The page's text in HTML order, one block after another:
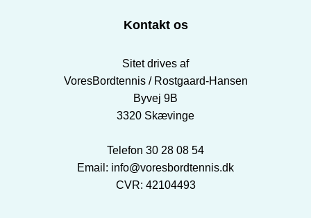
Kontakt os
Sitet drives af
VoresBordtennis / Rostgaard-Hansen
Byvej 9B
3320 Skævinge
Telefon 30 28 08 54
Email: info@voresbordtennis.dk
CVR: 42104493